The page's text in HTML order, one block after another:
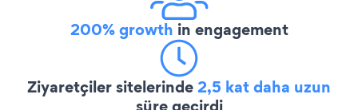
200% growth in engagement
Ziyaretçiler sitelerinde2,5 kat daha uzun